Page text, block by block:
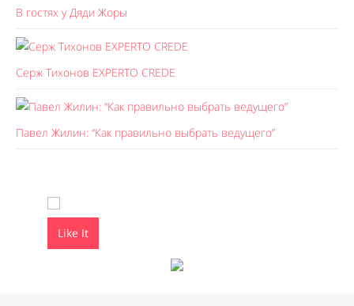
В гостях у Дяди Жоры
Серж Тихонов EXPERTO CREDE
Павел Жилин: “Как правильно выбрать ведущего”
Like It